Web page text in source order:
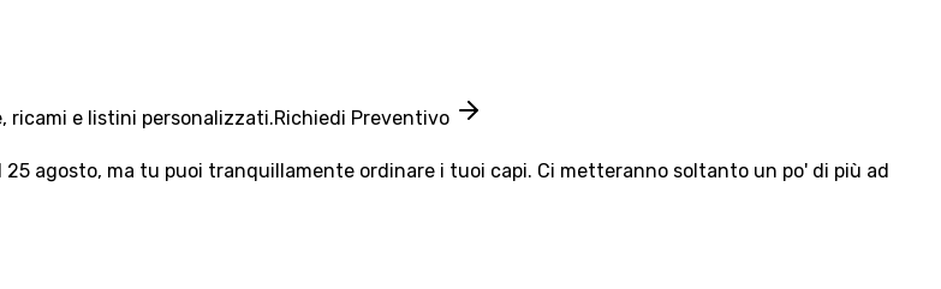
ricami e listini personalizzati.Richiedi Preventivo
agosto, ma tu puoi tranquillamente ordinare i tuoi capi. Ci metteranno soltanto un po' di più ad